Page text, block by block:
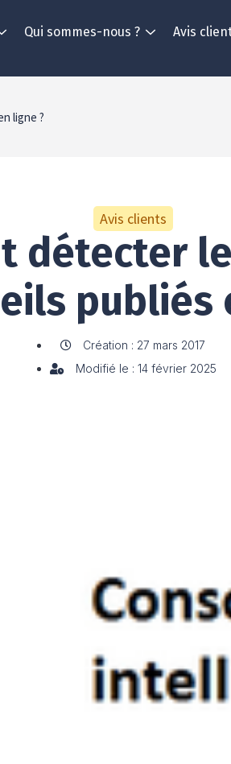
Qui sommes-nous ? Avis
ligne ?
Avis clients
détecter
publiés
Création : 27 mars 2017
Modifié le : 14 février 2025